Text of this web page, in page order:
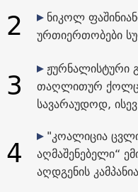
2
ნიკოლ
ურთიერთობები
3
ჟურნალისტური
თაღლითურ
სავარაუდოდ,
4
"კოალიცია
აღმაშენებელი“
აღდგენის